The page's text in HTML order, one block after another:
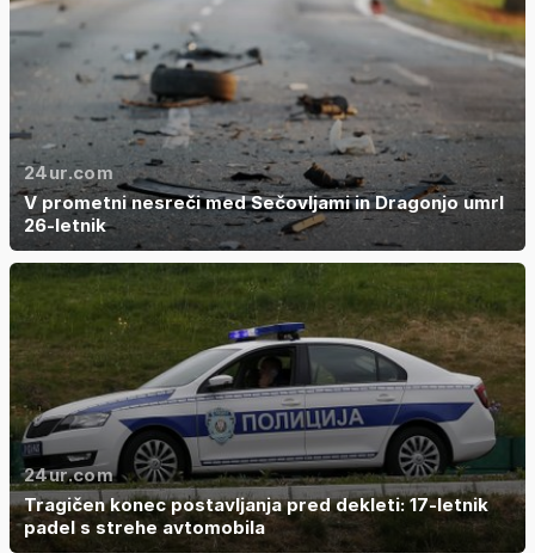
24ur.com
V prometni nesreči med Sečovljami in Dragonjo umrl
26-letnik
24ur.com
Tragičen konec postavljanja pred dekleti: 17-letnik
padel s strehe avtomobila